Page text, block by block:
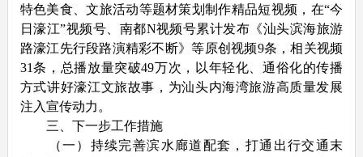
特色美食、文旅活动等题材策划制作精品短视频，在“今
日濠江”视频号、南都N视频号累计发布《汕头滨海旅游
路濠江先行段路演精彩不断》等原创视频9条，相关视频
31条，总播放量突破49万次，以年轻化、通俗化的传播
方式讲好濠江文旅故事，为汕头内海湾旅游高质量发展
注入宣传动力。
三、下一步工作措施
（一）持续完善滨水廊道配套，打通出行交通末